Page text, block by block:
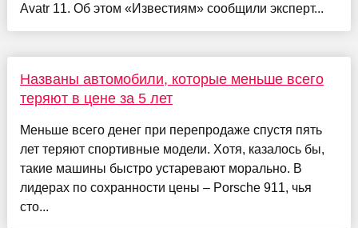
Avatr 11. Об этом «Известиям» сообщили эксперт...
Названы автомобили, которые меньше всего
теряют в цене за 5 лет
Меньше всего денег при перепродаже спустя пять
лет теряют спортивные модели. Хотя, казалось бы,
такие машины быстро устаревают морально. В
лидерах по сохранности цены – Porsche 911, чья
сто...